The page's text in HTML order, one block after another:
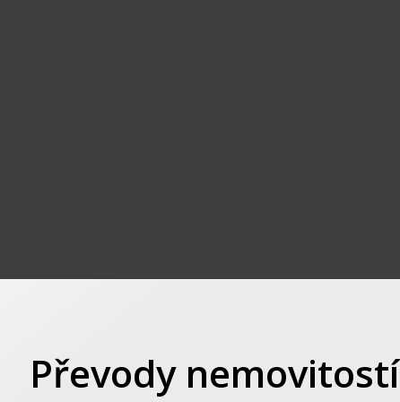
Převody nemovitostí